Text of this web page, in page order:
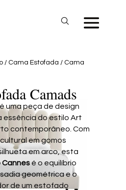
/ Cama Estofada / Cama
Camads
uma peça de design
essência do estilo Art
contemporâneo. Com
em gomos
em arco, esta
Cannes é o equilíbrio
geométrica e o
de um estofado